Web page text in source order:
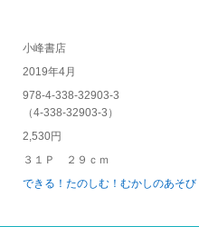
小峰書店
2019年4月
978-4-338-32903-3
（4-338-32903-3 ）
2,530円
３１Ｐ ２９ｃｍ
できる！たのしむ！むかしのあそび